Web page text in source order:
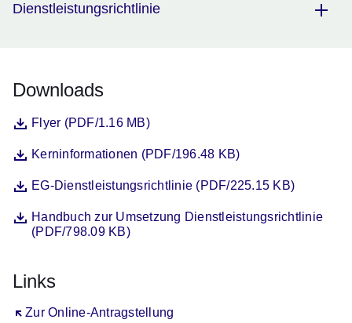
Dienstleistungsrichtlinie
Downloads
DateiFlyer (PDF/1.16 MB)
Öffnet sich in einem neuen Fenster
DateiKerninformationen (PDF/196.48 KB)
Öffnet sich in einem neuen Fenster
DateiEG-Dienstleistungsrichtlinie (PDF/225.15 KB)
Öffnet sich in einem neuen Fenster
DateiHandbuch zur Umsetzung Dienstleistungsrichtlinie
(PDF/798.09 KB)
Öffnet sich in einem neuen Fenster
Links
Zur Online-Antragstellung
Öffnet sich in einem neuen Fenster